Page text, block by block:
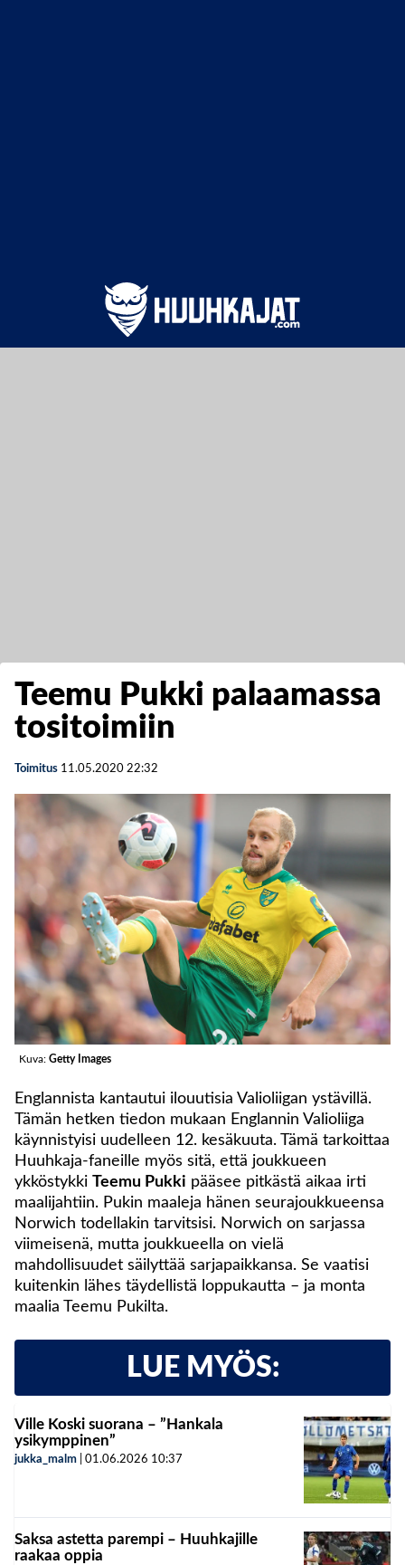
Teemu Pukki palaamassa
tositoimiin
Toimitus 11.05.2020 22:32
Kuva: Getty Images
Englannista kantautui ilouutisia Valioliigan ystävillä.
Tämän hetken tiedon mukaan Englannin Valioliiga
käynnistyisi uudelleen 12. kesäkuuta. Tämä tarkoittaa
Huuhkaja-faneille myös sitä, että joukkueen
ykköstykki
Teemu Pukki pääsee pitkästä aikaa irti
maalijahtiin. Pukin maaleja hänen seurajoukkueensa
Norwich todellakin tarvitsisi. Norwich on sarjassa
viimeisenä, mutta joukkueella on vielä
mahdollisuudet säilyttää sarjapaikkansa. Se vaatisi
kuitenkin lähes täydellistä loppukautta – ja monta
maalia Teemu Pukilta.
LUE MYÖS:
Ville Koski suorana – ”Hankala
ysikymppinen”
jukka_malm 01.06.2026 10:37
Saksa astetta parempi – Huuhkajille
raakaa oppia